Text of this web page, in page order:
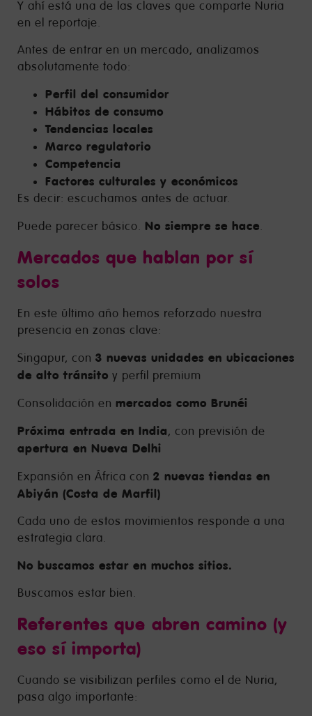
Y ahí está una de las claves que comparte Nuria
en el reportaje.
Antes de entrar en un mercado, analizamos
absolutamente todo:
Perfil del consumidor
Hábitos de consumo
Tendencias locales
Marco regulatorio
Competencia
Factores culturales y económicos
Es decir: escuchamos antes de actuar.
Puede parecer básico. No siempre se hace.
Mercados que hablan por sí
solos
En este último año hemos reforzado nuestra
presencia en zonas clave:
Singapur, con 3 nuevas unidades en ubicaciones
de alto tránsito y perfil premium
Consolidación en mercados como Brunéi
Próxima entrada en India, con previsión de
apertura en Nueva Delhi
Expansión en África con 2 nuevas tiendas en
Abiyán (Costa de Marfil)
Cada uno de estos movimientos responde a una
estrategia clara.
No buscamos estar en muchos sitios.
Buscamos estar bien.
Referentes que abren camino (y
eso sí importa)
Cuando se visibilizan perfiles como el de Nuria,
pasa algo importante: